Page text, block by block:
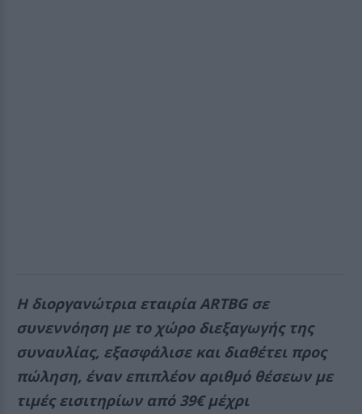
Η διοργανώτρια εταιρία ARTBG σε
συνεννόηση με το χώρο διεξαγωγής της
συναυλίας, εξασφάλισε και διαθέτει προς
πώληση, έναν επιπλέον αριθμό θέσεων με
τιμές εισιτηρίων από 39€ μέχρι